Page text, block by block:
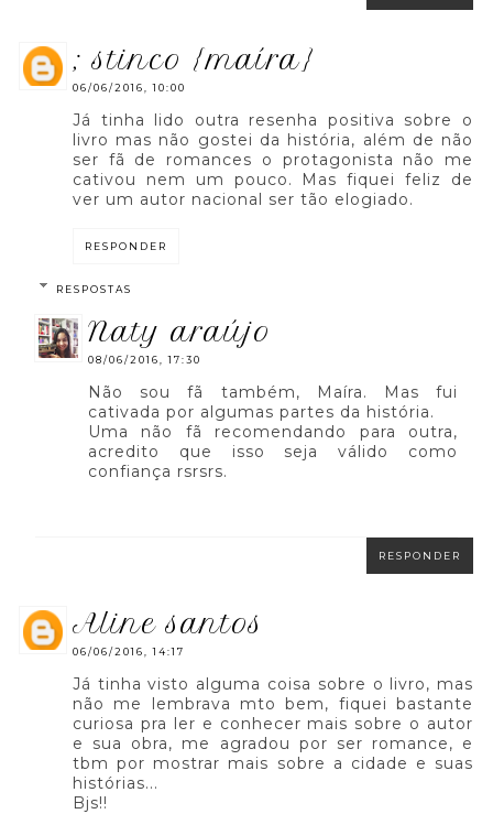
; stinco {maíra}
06/06/2016, 10:00
Já tinha lido outra resenha positiva sobre o
livro mas não gostei da história, além de não
ser fã de romances o protagonista não me
cativou nem um pouco. Mas fiquei feliz de
ver um autor nacional ser tão elogiado.
RESPONDER
RESPOSTAS
naty araújo
08/06/2016, 17:30
Não sou fã também, Maíra. Mas fui
cativada por algumas partes da história.
Uma não fã recomendando para outra,
acredito que isso seja válido como
confiança rsrsrs.
RESPONDER
aline santos
06/06/2016, 14:17
Já tinha visto alguma coisa sobre o livro, mas
não me lembrava mto bem, fiquei bastante
curiosa pra ler e conhecer mais sobre o autor
e sua obra, me agradou por ser romance, e
tbm por mostrar mais sobre a cidade e suas
histórias...
Bjs!!